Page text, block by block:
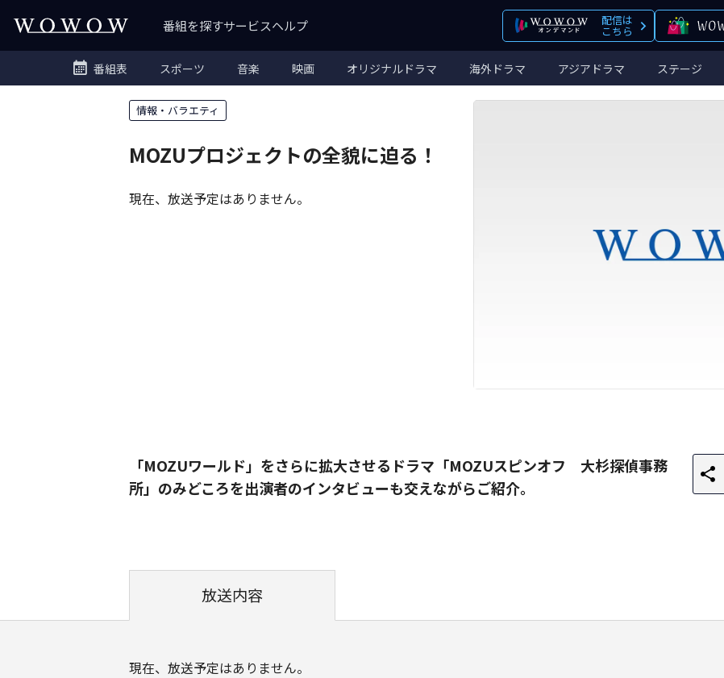
番組を探すサービスヘルプ 配信は
こちら
番組表 スポーツ 音楽 映画 オリジナルドラマ 海外ドラマ アジアドラマ ステージ
情報・バラエティ
MOZUプロジェクトの全貌に迫る！
現在、放送予定はありません。
「MOZUワールド」をさらに拡大させるドラマ「MOZUスピンオフ 大杉探偵事務
所」のみどころを出演者のインタビューも交えながらご紹介。
放送内容
現在、放送予定はありません。